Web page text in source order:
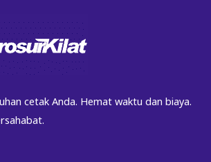
cetak Anda. Hemat waktu dan biaya.